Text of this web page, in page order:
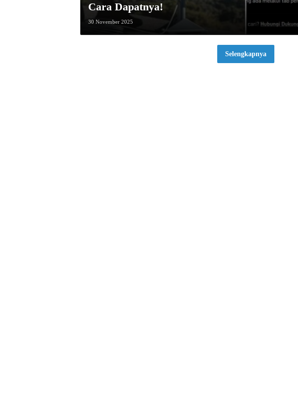
Cara Dapatnya!
30 November 2025
Selengkapnya